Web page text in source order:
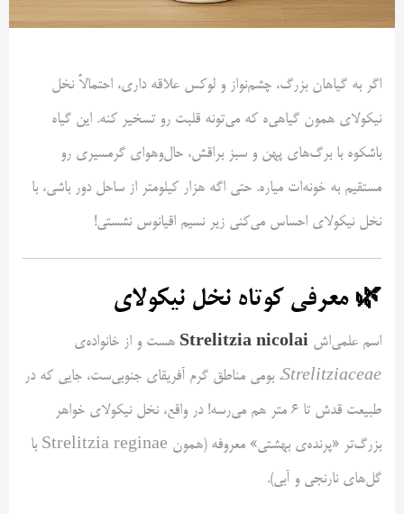
اگر به گیاهان بزرگ، چشم‌نواز و لوکس علاقه داری، احتمالاً نخل
نیکولای همون گیاهی‌ه که می‌تونه قلبت رو تسخیر کنه. این گیاه
باشکوه با برگ‌های پهن و سبز براقش، حال‌و‌هوای گرمسیری رو
مستقیم به خونه‌ات میاره. حتی اگه هزار کیلومتر از ساحل دور باشی، با
نخل نیکولای احساس می‌کنی زیر نسیم اقیانوس نشستی!
🌿 معرفی کوتاه نخل نیکولای
اسم علمی‌اش Strelitzia nicolai هست و از خانواده‌ی
Strelitziaceae. بومی مناطق گرم آفریقای جنوبی‌ست، جایی که در
طبیعت قدش تا ۶ متر هم می‌رسه! در واقع، نخل نیکولای خواهر
بزرگ‌تر «پرنده‌ی بهشتی» معروفه (همون Strelitzia reginae با
گل‌های نارنجی و آبی).